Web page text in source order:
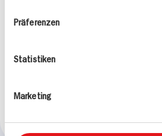
Präferenzen
Statistiken
Marketing
Cassissauce und
110 min
Leicht